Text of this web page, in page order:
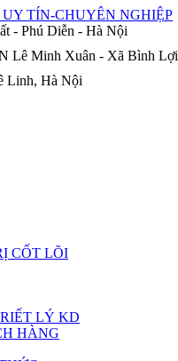
- Phú Diễn - Hà Nội
Lê Minh Xuân - Xã Bình Lợi
Linh, Hà Nội
CỐT LÕI
LÝ KD
HÀNG